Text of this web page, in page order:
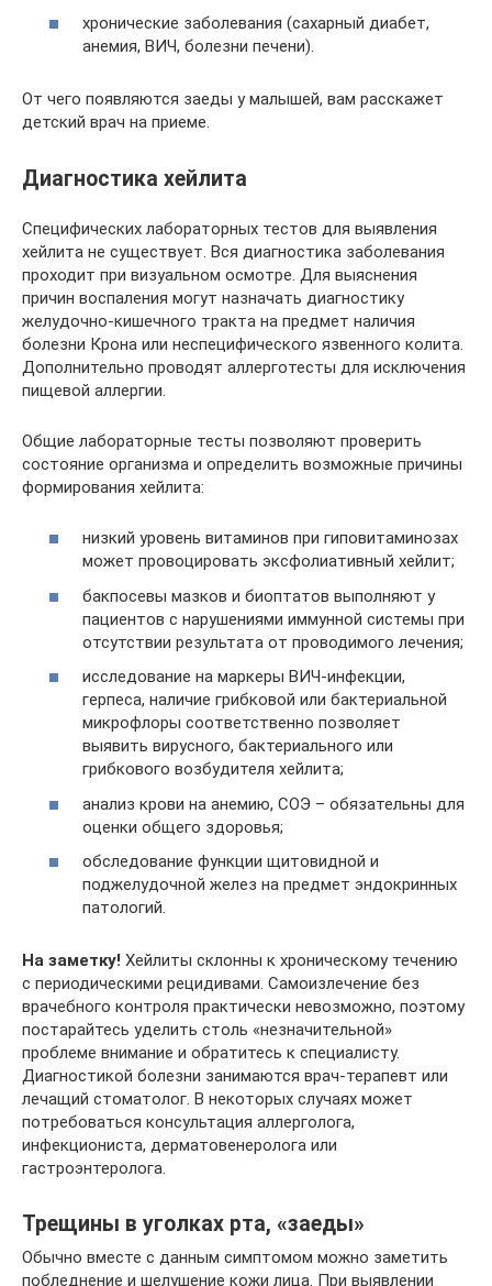
хронические заболевания (сахарный диабет,
анемия, ВИЧ, болезни печени).
От чего появляются заеды у малышей, вам расскажет
детский врач на приеме.
Диагностика хейлита
Специфических лабораторных тестов для выявления
хейлита не существует. Вся диагностика заболевания
проходит при визуальном осмотре. Для выяснения
причин воспаления могут назначать диагностику
желудочно-кишечного тракта на предмет наличия
болезни Крона или неспецифического язвенного колита.
Дополнительно проводят аллерготесты для исключения
пищевой аллергии.
Общие лабораторные тесты позволяют проверить
состояние организма и определить возможные причины
формирования хейлита:
низкий уровень витаминов при гиповитаминозах
может провоцировать эксфолиативный хейлит;
бакпосевы мазков и биоптатов выполняют у
пациентов с нарушениями иммунной системы при
отсутствии результата от проводимого лечения;
исследование на маркеры ВИЧ-инфекции,
герпеса, наличие грибковой или бактериальной
микрофлоры соответственно позволяет
выявить вирусного, бактериального или
грибкового возбудителя хейлита;
анализ крови на анемию, СОЭ – обязательны для
оценки общего здоровья;
обследование функции щитовидной и
поджелудочной желез на предмет эндокринных
патологий.
На заметку! Хейлиты склонны к хроническому течению
с периодическими рецидивами. Самоизлечение без
врачебного контроля практически невозможно, поэтому
постарайтесь уделить столь «незначительной»
проблеме внимание и обратитесь к специалисту.
Диагностикой болезни занимаются врач-терапевт или
лечащий стоматолог. В некоторых случаях может
потребоваться консультация аллерголога,
инфекциониста, дерматовенеролога или
гастроэнтеролога.
Трещины в уголках рта, «заеды»
Обычно вместе с данным симптомом можно заметить
побледнение и шелушение кожи лица. При выявлении